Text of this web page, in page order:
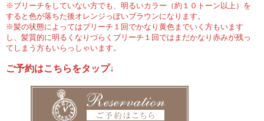
※ブリーチをしていない方でも、明るいカラー（約１０トーン以上）を
すると色が落ちた後オレンジっぽいブラウンになります。
※髪の状態によってはブリーチ１回でかなり黄色までいく方もいます
し、髪質的に明るくなりづらくブリーチ１回ではまだかなり赤みが残っ
てしまう方もいらっしゃいます。
ご予約はこちらをタップ↓